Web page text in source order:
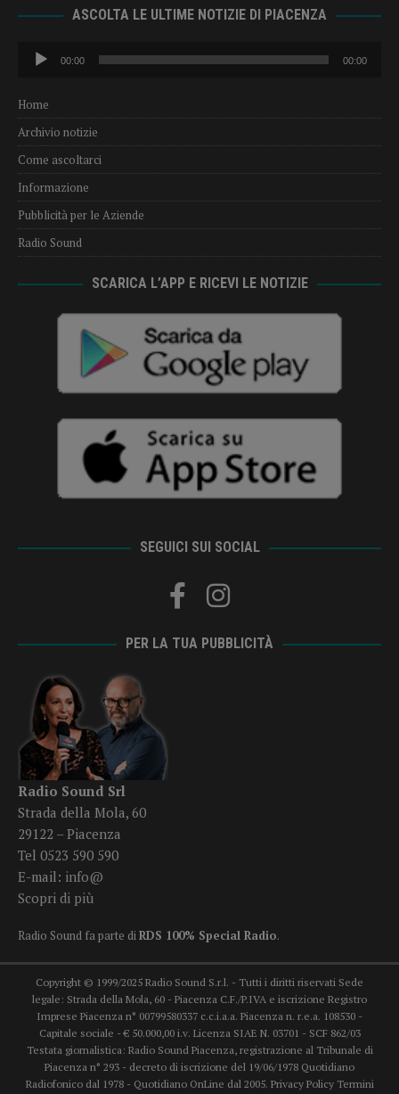
ASCOLTA LE ULTIME NOTIZIE DI PIACENZA
Audio
Player
00:00 00:00
Home
Archivio notizie
Come ascoltarci
Informazione
Pubblicità per le Aziende
Radio Sound
SCARICA L’APP E RICEVI LE NOTIZIE
SEGUICI SUI SOCIAL
PER LA TUA PUBBLICITÀ
Radio Sound Srl
Strada della Mola, 60
29122 – Piacenza
Tel 0523 590 590
E-mail: info@
Scopri di più
Radio Sound fa parte diRDS 100% Special Radio.
Copyright © 1999/2025 Radio Sound S.r.l. - Tutti i diritti riservati Sede
legale: Strada della Mola, 60 - Piacenza C.F./P.IVA e iscrizione Registro
Imprese Piacenza n° 00799580337 c.c.i.a.a. Piacenza n. r.e.a. 108530 -
Capitale sociale - € 50.000,00 i.v. Licenza SIAE N. 03701 - SCF 862/03
Testata giornalistica: Radio Sound Piacenza, registrazione al Tribunale di
Piacenza n° 293 - decreto di iscrizione del 19/06/1978 Quotidiano
Radiofonico dal 1978 - Quotidiano OnLine dal 2005. Privacy Policy Termini